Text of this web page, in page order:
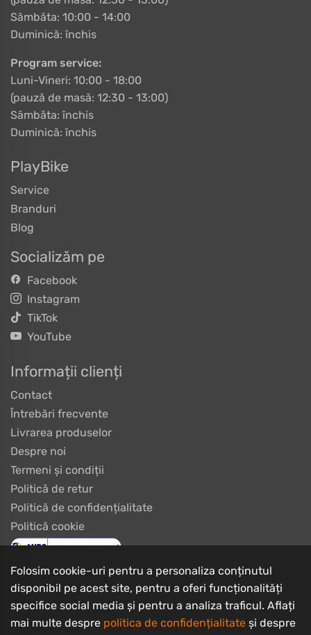
Sâmbăta: 10:00 - 14:00
Duminică: închis
Program service:
Luni-Vineri: 10:00 - 18:00
(pauză de masă: 12:30 - 13:00)
Sâmbăta: închis
Duminică: închis
PlayBike
Service
Branduri
Blog
Socializăm pe
Facebook
Instagram
TikTok
YouTube
Informații clienți
Contact
Întrebări frecvente
Livrarea produselor
Despre noi
Termeni și condiții
Politică de retur
Politică de confidențialitate
Politică cookie
Folosim cookie-uri pentru a personaliza conținutul
disponibil pe acest site, pentru a oferi funcționalități
specifice social media și pentru a analiza traficul. Aflați
mai multe despre politica de confidențialitate și despre